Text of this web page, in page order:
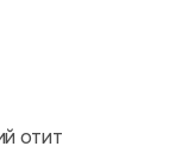
отит